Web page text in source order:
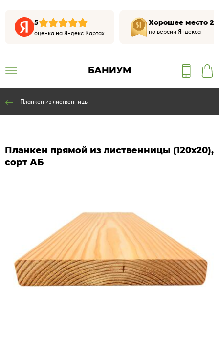
5
оценка на Яндекс Картах
Хорошее место
по версии Яндекса
БАНИУМ
Планкен из лиственницы
Планкен прямой из лиственницы (120х20),
сорт АБ